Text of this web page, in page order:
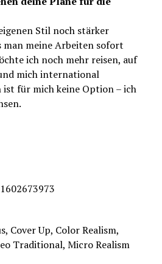
Stil noch stärker
man meine Arbeiten sofort
ich noch mehr reisen, auf
mich international
für mich keine Option – ich
Cover Up, Color Realism,
Traditional, Micro Realism